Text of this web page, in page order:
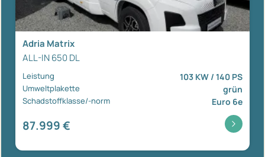
Adria Matrix
ALL-IN 650 DL
Leistung 103 KW / 140 PS
Umweltplakette grün
Schadstoffklasse/-norm Euro 6e
87.999 €